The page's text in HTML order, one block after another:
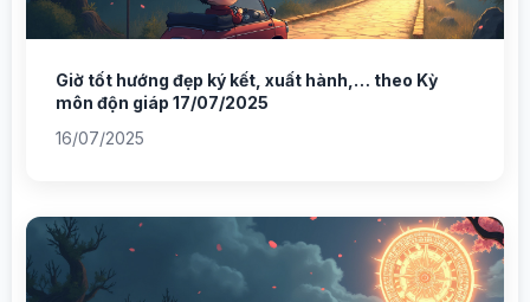
Giờ tốt hướng đẹp ký kết, xuất hành,… theo Kỳ
môn độn giáp 17/07/2025
16/07/2025